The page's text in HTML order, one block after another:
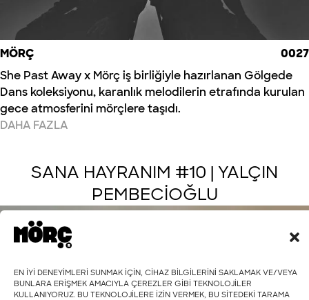
EN IYI DENEYIMLERI SUNMAK IÇIN, CIHAZ BILGILERINI SAKLAMAK VE/VEYA
BUNLARA ERIŞMEK AMACIYLA ÇEREZLER GIBI TEKNOLOJILER
KULLANIYORUZ. BU TEKNOLOJILERE IZIN VERMEK, BU SITEDEKI TARAMA
MÖRÇ
0027
She Past Away x Mörç iş birliğiyle hazırlanan Gölgede
Dans koleksiyonu, karanlık melodilerin etrafında kurulan
gece atmosferini mörçlere taşıdı.
DAHA FAZLA
SANA HAYRANIM #10 | YALÇIN
PEMBECİOĞLU